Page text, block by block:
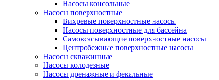
Насосы консольные
Насосы поверхностные
Вихревые поверхностные насосы
Насосы поверхностные для бассейна
Самовсасывающие поверхностные насосы
Центробежные поверхностные насосы
Насосы скважинные
Насосы колодезные
Насосы дренажные и фекальные